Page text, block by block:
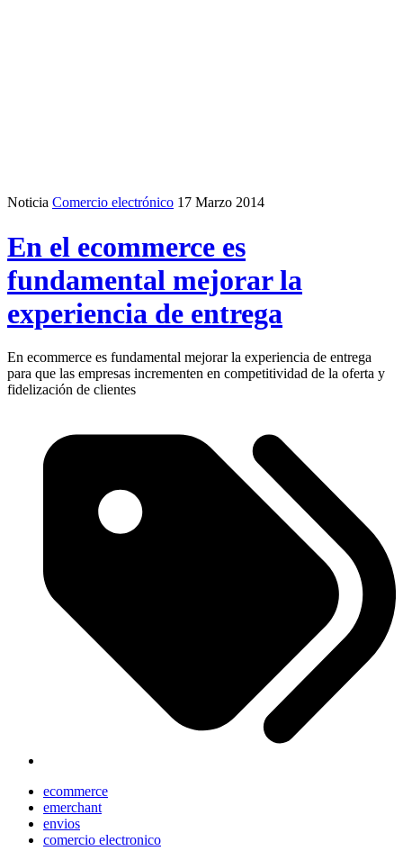
Noticia Comercio electrónico 17 Marzo 2014
En el ecommerce es
fundamental mejorar la
experiencia de entrega
En ecommerce es fundamental mejorar la experiencia de entrega
para que las empresas incrementen en competitividad de la oferta y
fidelización de clientes
ecommerce
emerchant
envios
comercio electronico